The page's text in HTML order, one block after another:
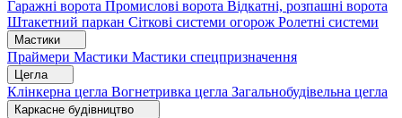
Гаражні ворота Промислові ворота Відкатні, розпашні ворота
Штакетний паркан Сіткові системи огорож Ролетні системи
Мастики
Праймери Мастики Мастики спецпризначення
Цегла
Клінкерна цегла Вогнетривка цегла Загальнобудівельна цегла
Каркасне будівництво